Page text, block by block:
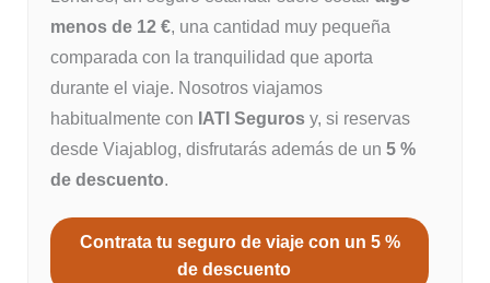
menos de 12 €, una cantidad muy pequeña
comparada con la tranquilidad que aporta
durante el viaje. Nosotros viajamos
habitualmente con IATI Segurosy, si reservas
desde Viajablog, disfrutarás además de un 5 %
de descuento.
Contrata tu seguro de viaje con un 5 %
de descuento